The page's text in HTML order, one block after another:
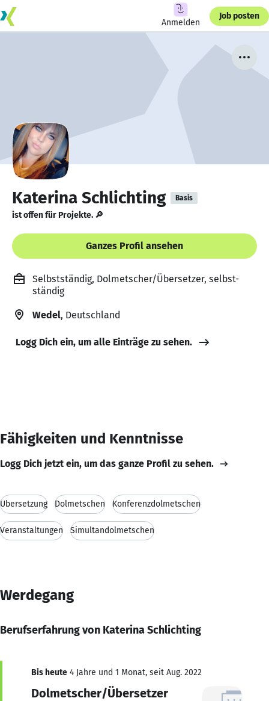
Anmelden
Job posten
Katerina Schlichting Basis
ist offen für Projekte. 🔎
Ganzes Profil ansehen
Selbstständig, Dolmetscher/Übersetzer, selbst-
ständig
Wedel, Deutschland
Logg Dich ein, um alle Einträge zu sehen.
Fähigkeiten und Kenntnisse
Logg Dich jetzt ein, um das ganze Profil zu sehen.
Übersetzung Dolmetschen Konferenzdolmetschen
Veranstaltungen Simultandolmetschen
Werdegang
Berufserfahrung von Katerina Schlichting
Bis heute 4 Jahre und 1 Monat, seit Aug. 2022
Dolmetscher/Übersetzer